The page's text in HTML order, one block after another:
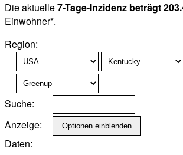
Die aktuelle7-Tage-Inzidenz beträgt
Einwohner*.
Region:
Suche:
Anzeige:
Daten: